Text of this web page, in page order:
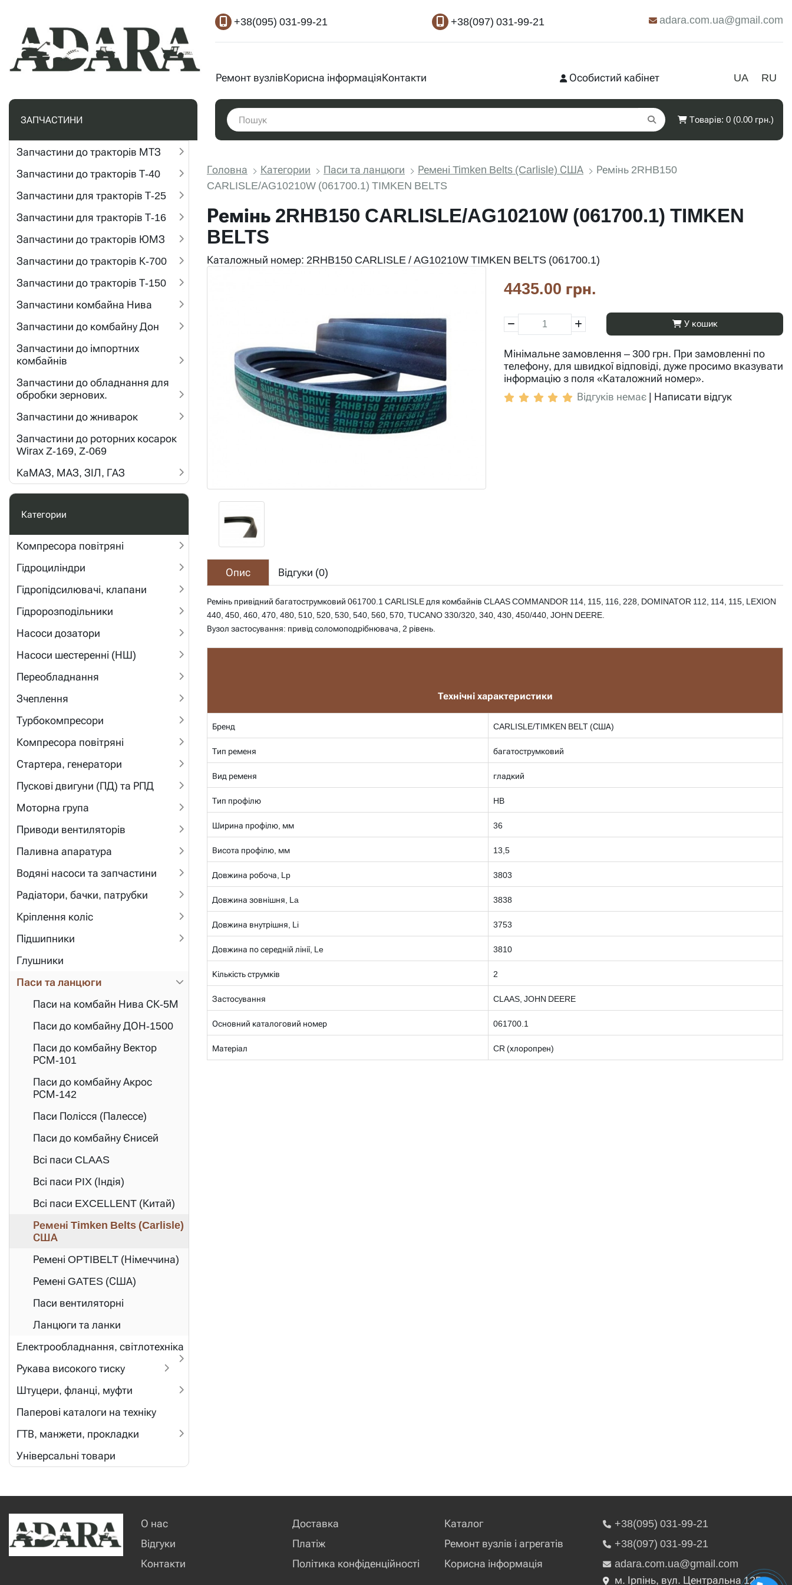
+38(095) 031-99-21 +38(097) 031-99-21 adara.com.ua@gmail.com
Ремонт вузлівКорисна інформаціяКонтакти UA RU
Особистий кабінет
ЗАПЧАСТИНИ Товарів: 0 (0.00 грн.)
Запчастини до тракторів МТЗ
Запчастини до тракторів Т-40
Запчастини для тракторів Т-25
Запчастини для тракторів Т-16
Запчастини до тракторів ЮМЗ
Запчастини до тракторів К-700
Запчастини до тракторів Т-150
Запчастини комбайна Нива
Запчастини до комбайну Дон
Запчастини до імпортних
комбайнів
Запчастини до обладнання для
обробки зернових.
Запчастини до жниварок
Запчастини до роторних косарок
Wirax Z-169, Z-069
КаМАЗ, МАЗ, ЗІЛ, ГАЗ
Категории
Компресора повітряні
Гідроциліндри
Гідропідсилювачі, клапани
Гідророзподільники
Насоси дозатори
Насоси шестеренні (НШ)
Переобладнання
Зчеплення
Турбокомпресори
Компресора повітряні
Стартера, генератори
Пускові двигуни (ПД) та РПД
Моторна група
Приводи вентиляторів
Паливна апаратура
Водяні насоси та запчастини
Радіатори, бачки, патрубки
Кріплення коліс
Підшипники
Глушники
Паси та ланцюги
Паси на комбайн Нива СК-5М
Паси до комбайну ДОН-1500
Паси до комбайну Вектор
РСМ-101
Паси до комбайну Акрос
РСМ-142
Паси Полісся (Палессе)
Паси до комбайну Єнисей
Всі паси CLAAS
Всі паси PIX (Індія)
Всі паси EXCELLENT (Китай)
Ремені Timken Belts (Carlisle)
США
Ремені OPTIBELT (Німеччина)
Ремені GATES (США)
Паси вентиляторні
Ланцюги та ланки
Електрообладнання, світлотехніка
Рукава високого тиску
Штуцери, фланці, муфти
Паперові каталоги на техніку
ГТВ, манжети, прокладки
Універсальні товари
Головна Категории Паси та ланцюги Ремені Timken Belts (Carlisle) США
Ремінь 2RHB150
CARLISLE/AG10210W (061700.1) TIMKEN BELTS
Ремінь 2RHB150 CARLISLE/AG10210W (061700.1) TIMKEN
BELTS
Каталожный номер: 2RHB150 CARLISLE / AG10210W TIMKEN BELTS (061700.1)
4435.00 грн.
У кошик
Мінімальне замовлення – 300 грн. При замовленні по
телефону, для швидкої відповіді, дуже просимо вказувати
інформацію з поля «Каталожний номер».
Відгуків немає | Написати відгук
Опис Відгуки (0)
Ремінь привідний багатострумковий 061700.1 CARLISLE для комбайнів CLAAS COMMANDOR 114, 115, 116, 228, DOMINATOR 112, 114, 115, LEXION
440, 450, 460, 470, 480, 510, 520, 530, 540, 560, 570, TUCANO 330/320, 340, 430, 450/440, JOHN DEERE​.
Вузол застосування: привід соломоподрібнювача, 2 рівень.
Технічні характеристики
Бренд CARLISLE/TIMKEN BELT (США)
Тип ременя багатострумковий
Вид ременя гладкий
Тип профілю HB
Ширина профілю, мм 36
Висота профілю, мм 13,5
Довжина робоча, Lp 3803
Довжина зовнішня, La 3838
Довжина внутрішня, Li 3753
Довжина по середній лінії, Le 3810
Кількість струмків 2
Застосування CLAAS, JOHN DEERE
Основний каталоговий номер 061700.1
Матеріал CR (хлоропрен)
О нас
Відгуки
Контакти
Доставка
Платіж
Політика конфіденційності
Каталог
Ремонт вузлів і агрегатів
Корисна інформація
+38(095) 031-99-21
+38(097) 031-99-21
adara.com.ua@gmail.com
м. Ірпінь, вул. Центральна 125